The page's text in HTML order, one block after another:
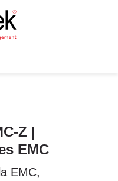
Z |
EMC
EMC,